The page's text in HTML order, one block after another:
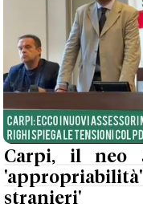
Carpi, il neo
stranieri'